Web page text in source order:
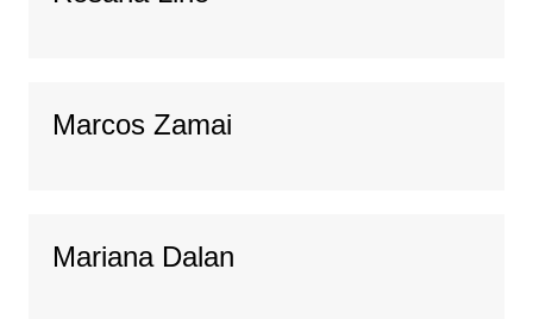
Marcos Zamai
Mariana Dalan